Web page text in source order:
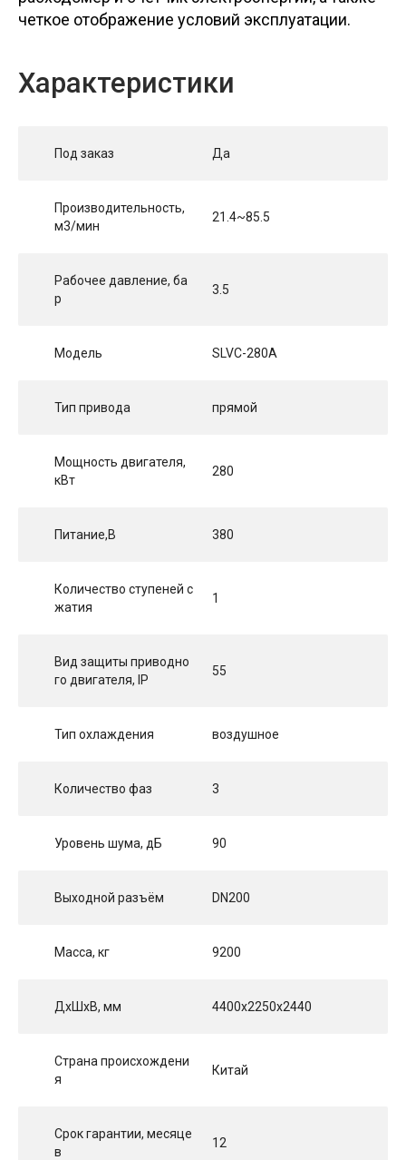
четкое отображение условий эксплуатации.
Характеристики
Под заказ Да
Производительность,
м3/мин
21.4~85.5
Рабочее давление, ба
р
3.5
Модель SLVC-280A
Тип привода прямой
Мощность двигателя,
кВт
280
Питание,В 380
Количество ступеней с
жатия
1
Вид защиты приводно
го двигателя, IP
55
Тип охлаждения воздушное
Количество фаз 3
Уровень шума, дБ 90
Выходной разъём DN200
Масса, кг 9200
ДхШхВ, мм 4400x2250x2440
Страна происхождени
я
Китай
Срок гарантии, месяце
в
12